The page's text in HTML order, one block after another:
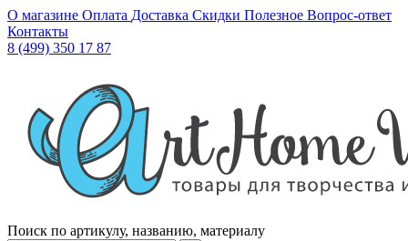
О магазине Оплата Доставка Скидки Полезное Вопрос-ответ
Контакты
8 (499) 350 17 87
Поиск по артикулу, названию, материалу